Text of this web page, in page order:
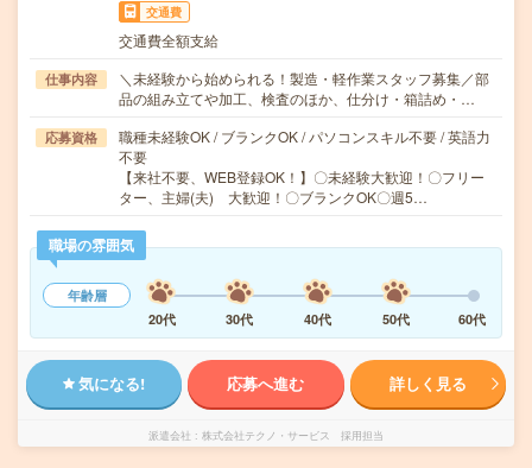
交通費
交通費全額支給
仕事内容
＼未経験から始められる！製造・軽作業スタッフ募集／部
品の組み立てや加工、検査のほか、仕分け・箱詰め・…
応募資格
職種未経験OK / ブランクOK / パソコンスキル不要 / 英語力
不要
【来社不要、WEB登録OK！】〇未経験大歓迎！〇フリー
ター、主婦(夫) 大歓迎！〇ブランクOK〇週5…
職場の雰囲気
年齢層
20代
30代 40代 50代 60代
気になる! 応募へ進む 詳しく見る
派遣会社 株式会社テクノ・サービス 採用担当